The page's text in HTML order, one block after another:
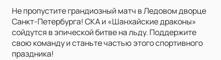
Не пропустите грандиозный матч в Ледовом дворце
Санкт-Петербурга! СКА и «Шанхайские драконы»
сойдутся в эпической битве на льду. Поддержите
свою команду и станьте частью этого спортивного
праздника!